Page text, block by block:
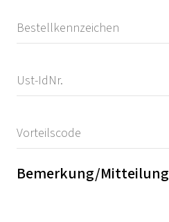
Bemerkung/Mitteilung